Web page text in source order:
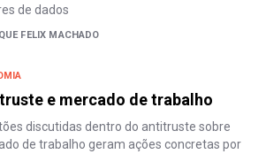
de dados
FELIX MACHADO
e mercado de trabalho
discutidas dentro do antitruste sobre
de trabalho geram ações concretas por